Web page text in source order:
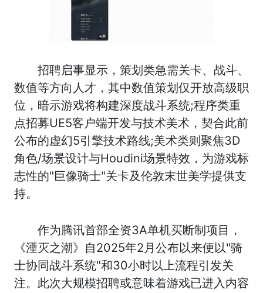
招聘启事显示，策划类急需关卡、战斗、
数值等方向人才，其中数值策划仅开放高级职
位，暗示游戏将构建深度战斗系统;程序类重
点招募UE5客户端开发与技术美术，契合此前
公布的虚幻5引擎技术路线;美术类则聚焦3D
角色/场景设计与Houdini场景特效，为游戏标
志性的"巨像骑士"关卡及伦敦末世美学提供支
持。
作为腾讯首部全资3A单机买断制项目，
《湮灭之潮》自2025年2月公布以来便以"骑
士协同战斗系统"和30小时以上流程引发关
注。此次大规模招聘或意味着游戏已进入内容